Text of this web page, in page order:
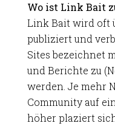
Wo ist Link Bait
Link Bait wird oft
publiziert und
Sites bezeichnet
und Berichte zu
werden. Je mehr
Community auf
höher plaziert